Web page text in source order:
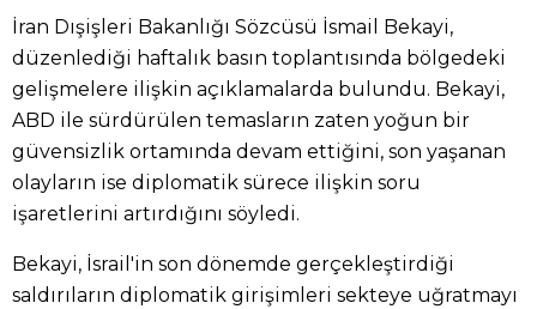
İran Dışişleri Bakanlığı Sözcüsü İsmail Bekayi,
düzenlediği haftalık basın toplantısında bölgedeki
gelişmelere ilişkin açıklamalarda bulundu. Bekayi,
ABD ile sürdürülen temasların zaten yoğun bir
güvensizlik ortamında devam ettiğini, son yaşanan
olayların ise diplomatik sürece ilişkin soru
işaretlerini artırdığını söyledi.
Bekayi, İsrail'in son dönemde gerçekleştirdiği
saldırıların diplomatik girişimleri sekteye uğratmayı